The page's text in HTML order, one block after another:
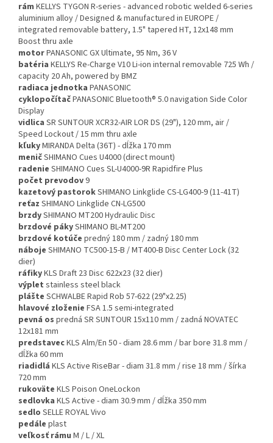
rám KELLYS TYGON R-series - advanced robotic welded 6-series
aluminium alloy / Designed & manufactured in EUROPE /
integrated removable battery, 1.5" tapered HT, 12x148 mm
Boost thru axle
motorPANASONIC GX Ultimate, 95 Nm, 36 V
batéria KELLYS Re-Charge V10 Li-ion internal removable 725 Wh /
capacity 20 Ah, powered by BMZ
radiaca jednotka PANASONIC
cyklopočítačPANASONIC Bluetooth® 5.0 navigation Side Color
Display
vidlica SR SUNTOUR XCR32-AIR LOR DS (29"), 120 mm, air /
Speed Lockout / 15 mm thru axle
kľukyMIRANDA Delta (36T) - dĺžka 170 mm
meničSHIMANO Cues U4000 (direct mount)
radenie SHIMANO Cues SL-U4000-9R Rapidfire Plus
počet prevodov9
kazetový pastorokSHIMANO Linkglide CS-LG400-9 (11-41T)
reťaz SHIMANO Linkglide CN-LG500
brzdySHIMANO MT200 Hydraulic Disc
brzdové pákySHIMANO BL-MT200
brzdové kotúče predný 180 mm / zadný 180 mm
náboje SHIMANO TC500-15-B / MT400-B Disc Center Lock (32
dier)
ráfikyKLS Draft 23 Disc 622x23 (32 dier)
výplet stainless steel black
plášte SCHWALBE Rapid Rob 57-622 (29"x2.25)
hlavové zloženie FSA 1.5 semi-integrated
pevná os predná SR SUNTOUR 15x110 mm / zadná NOVATEC
12x181 mm
predstavecKLS Alm/En 50 - diam 28.6 mm / bar bore 31.8 mm /
dĺžka 60 mm
riadidlá KLS Active RiseBar - diam 31.8 mm / rise 18 mm / šírka
720 mm
rukoväte KLS Poison OneLockon
sedlovka KLS Active - diam 30.9 mm / dĺžka 350 mm
sedlo SELLE ROYAL Vivo
pedále plast
veľkosť rámu M / L / XL